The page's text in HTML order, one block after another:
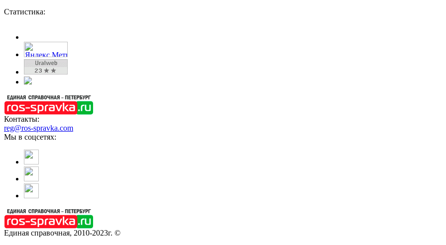
Статистика:
Контакты:
reg@ros-spravka.com
Мы в соцсетях:
Единая справочная, 2010-2023г. ©